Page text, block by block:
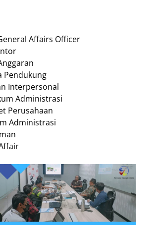
Affairs Officer
Pendukung
Interpersonal
Administrasi
Perusahaan
Administrasi